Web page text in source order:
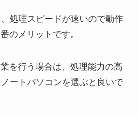
処理スピードが速いので動作
のメリットです。
を行う場合は、処理能力の高
ートパソコンを選ぶと良いで